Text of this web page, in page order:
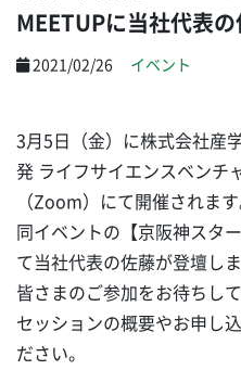
MEETUPに当社代表
2021/02/26 イベント
3月5日（金）に株式会社産
発 ライフサイエンスベンチ
（Zoom）にて開催されます
同イベントの【京阪神スタ
て当社代表の佐藤が登壇しま
皆さまのご参加をお待ちして
セッションの概要やお申し込
ださい。